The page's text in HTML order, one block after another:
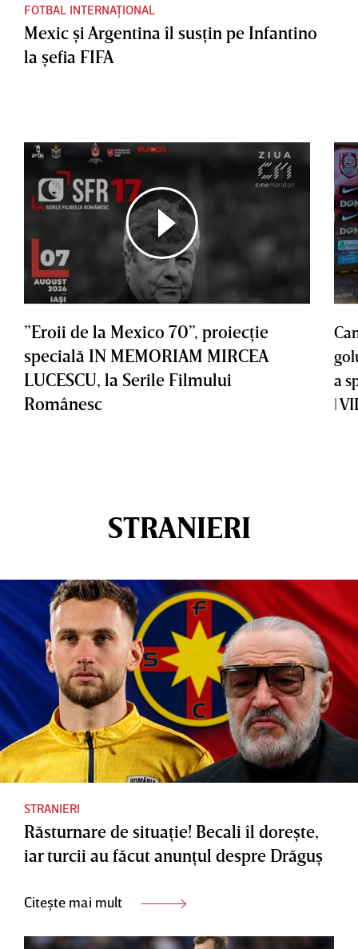
FOTBAL INTERNAȚIONAL
Mexic şi Argentina îl susţin pe Infantino
la şefia FIFA
”Eroii de la Mexico 70”, proiecţie
specială IN MEMORIAM MIRCEA
LUCESCU, la Serile Filmului
Românesc
a
|
STRANIERI
STRANIERI
Răsturnare de situaţie! Becali îl doreşte,
iar turcii au făcut anunţul despre Drăguş
Citește mai mult